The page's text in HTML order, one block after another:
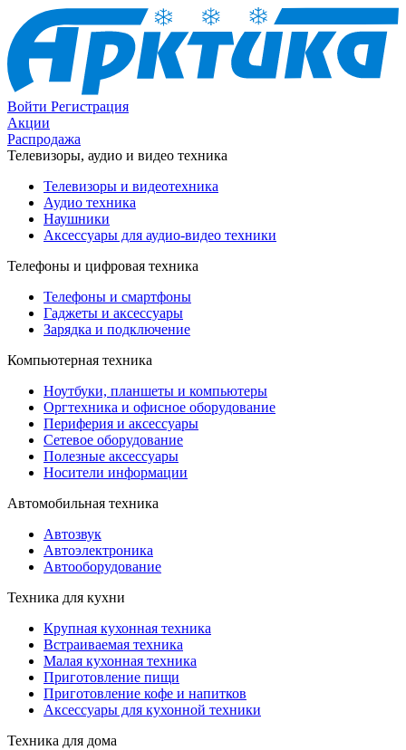
Войти Регистрация
Акции
Распродажа
Телевизоры, аудио и видео техника
Телевизоры и видеотехника
Аудио техника
Наушники
Аксессуары для аудио-видео техники
Телефоны и цифровая техника
Телефоны и смартфоны
Гаджеты и аксессуары
Зарядка и подключение
Компьютерная техника
Ноутбуки, планшеты и компьютеры
Оргтехника и офисное оборудование
Периферия и аксессуары
Cетевое оборудование
Полезные аксессуары
Носители информации
Автомобильная техника
Автозвук
Автоэлектроника
Автооборудование
Техника для кухни
Крупная кухонная техника
Встраиваемая техника
Малая кухонная техника
Приготовление пищи
Приготовление кофе и напитков
Аксессуары для кухонной техники
Техника для дома